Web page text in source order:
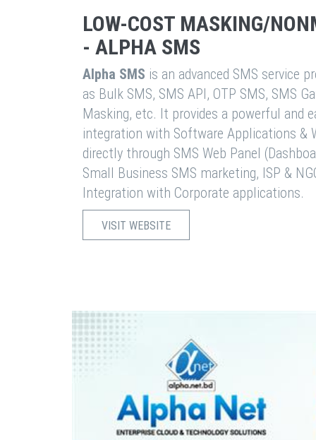
LOW-COST MASKING/
- ALPHA SMS
Alpha SMS is an advanced SMS service
as Bulk SMS, SMS API, OTP SMS, SMS
Masking, etc. It provides a powerful and
integration with Software Applications &
directly through SMS Web Panel
Small Business SMS marketing, ISP &
Integration with Corporate applications.
VISIT WEBSITE